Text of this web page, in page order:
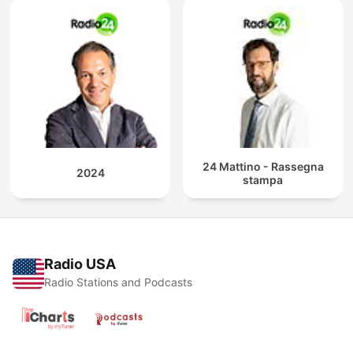
2024
24 Mattino - Rassegna
stampa
Radio USA
Radio Stations and Podcasts